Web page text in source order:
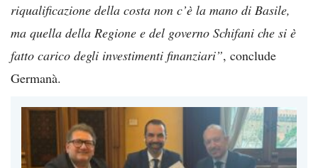
riqualificazione della costa non c’è la mano di Basile,
ma quella della Regione e del governo Schifani che si è
fatto carico degli investimenti finanziari”, conclude
Germanà.